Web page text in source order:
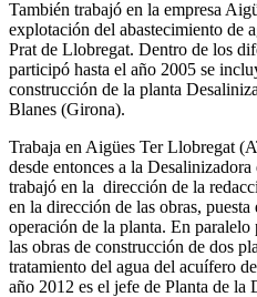
También trabajó en la empresa
explotación del abastecimiento de
Prat de Llobregat. Dentro de los
participó hasta el año 2005 se
construcción de la planta
Blanes (Girona).
Trabaja en Aigües Ter Llobregat
desde entonces a la
trabajó en la dirección de la
en la dirección de las obras,
operación de la planta. En
las obras de construcción de dos
tratamiento del agua del acuífero
año 2012 es el jefe de Planta de la